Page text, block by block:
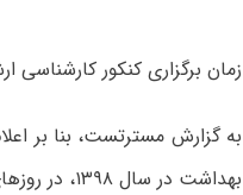
زمان برگزاری کنکور کارشناسی ارشد ۹۸ وزارت بهداشت، ۳۰ و ۳۱ خرداد سال آتی
به گزارش مسترتست، بنا بر
بهداشت در سال ۱۳۹۸، در روزهای پنجشنبه و جمعه ۳۰ و ۳۱ خردادماه ۹۸ خواهد بود.